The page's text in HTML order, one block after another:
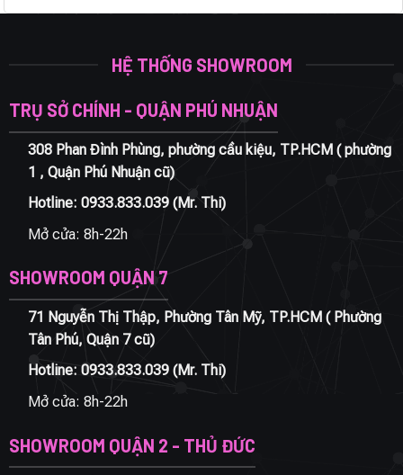
HỆ THỐNG SHOWROOM
TRỤ SỞ CHÍNH - QUẬN PHÚ NHUẬN
308 Phan Đình Phùng, phường cầu kiệu, TP.HCM ( phường
1 , Quận Phú Nhuận cũ)
Hotline: 0933.833.039(Mr. Thi)
Mở cửa: 8h-22h
SHOWROOM QUẬN 7
71 Nguyễn Thị Thập, Phường Tân Mỹ, TP.HCM ( Phường
Tân Phú, Quận 7 cũ)
Hotline: 0933.833.039(Mr. Thi)
Mở cửa: 8h-22h
SHOWROOM QUẬN 2 - THỦ ĐỨC